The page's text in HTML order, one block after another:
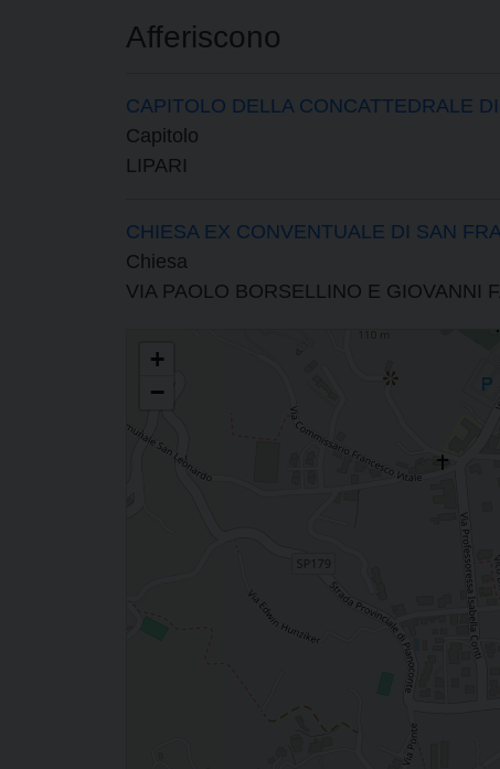
Afferiscono
CAPITOLO DELLA CONCATTEDRALE
Capitolo
LIPARI
CHIESA EX CONVENTUALE DI SAN
Chiesa
VIA PAOLO BORSELLINO E GIOVANNI
PARROCCHIA DI SAN BARTOLOMEO PARROCCHIA
+
−